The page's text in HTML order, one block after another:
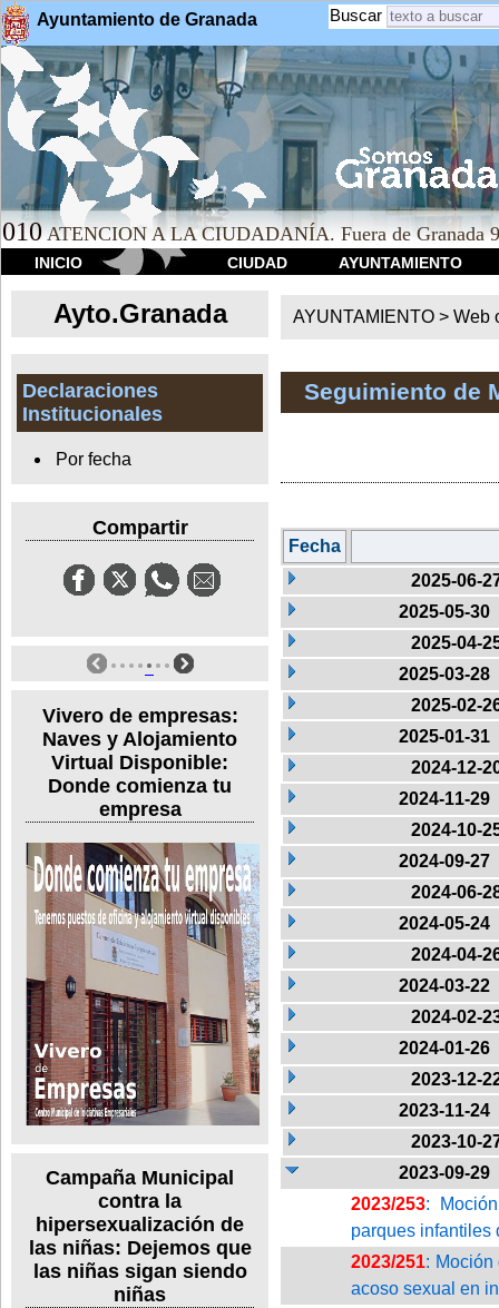
Ayuntamiento de Granada Buscar
010 ATENCION A LA CIUDADANÍA. Fuera de Granada
INICIO CIUDAD AYUNTAMIENTO
Ayto.Granada
Declaraciones
Institucionales
Por fecha
Compartir
Vivero de empresas:
Naves y Alojamiento
Virtual Disponible:
Donde comienza tu
empresa
Campaña Municipal
contra la
hipersexualización de
las niñas: Dejemos que
las niñas sigan siendo
niñas
AYUNTAMIENTO > Web
Seguimiento de
Fecha
2025-06-
2025-05-30
2025-04-
2025-03-28
2025-02-
2025-01-31
2024-12-
2024-11-29
2024-10-
2024-09-27
2024-06-
2024-05-24
2024-04-
2024-03-22
2024-02-
2024-01-26
2023-12-
2023-11-24
2023-10-
2023-09-29
2023/253:
parques infantiles
2023/251:
acoso sexual en